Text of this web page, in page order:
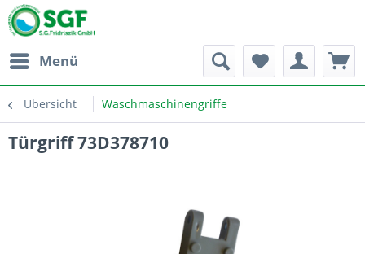
Menü
Übersicht Waschmaschinengriffe
Türgriff 73D378710